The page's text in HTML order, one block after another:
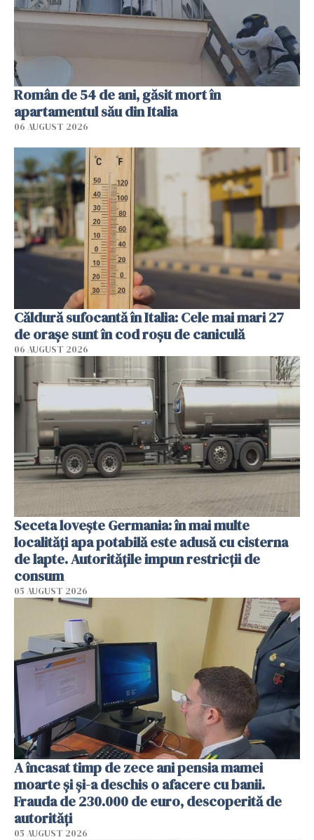
Român de 54 de ani, găsit mort în
apartamentul său din Italia
06 AUGUST 2026
Căldură sufocantă în Italia: Cele mai mari 27
de orașe sunt în cod roșu de caniculă
06 AUGUST 2026
Seceta lovește Germania: în mai multe
localități apa potabilă este adusă cu cisterna
de lapte. Autoritățile impun restricții de
consum
05 AUGUST 2026
A încasat timp de zece ani pensia mamei
moarte și și-a deschis o afacere cu banii.
Frauda de 230.000 de euro, descoperită de
autorități
05 AUGUST 2026